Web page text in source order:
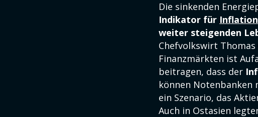
Die sinkenden
Indikator für Inflation
weiter steigenden
Chefvolkswirt
Finanzmärkten ist
beitragen, dass der
können Notenbanken
ein Szenario, das
Auch in Ostasien